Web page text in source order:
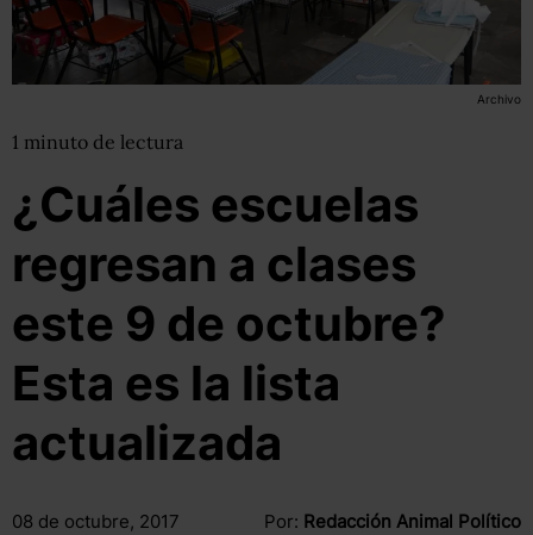
Archivo
1 minuto de lectura
¿Cuáles escuelas
regresan a clases
este 9 de octubre?
Esta es la lista
actualizada
08 de octubre, 2017 Por: Redacción Animal Político